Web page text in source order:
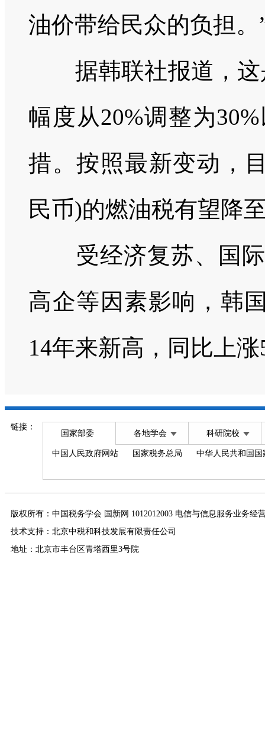
油价带给民众的负担。
据韩联社报道，这
幅度从20%调整为
措。按照最新变动，
民币)的燃油税有望降
受经济复苏、国际
高企等因素影响，韩
14年来新高，同比上涨
链接：
国家部委 各地学会 科研院校
中国人民政府网站 国家税务总局 中华人民共和国
版权所有：中国税务学会 国新网 1012012003 电信与信息服务业务经
技术支持：北京中税和科技发展有限责任公司
地址：北京市丰台区青塔西里3号院